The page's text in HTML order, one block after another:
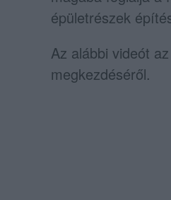
épületrészek
Az alábbi videót
megkezdéséről.